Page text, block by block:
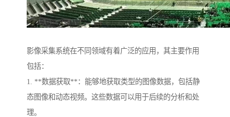
影像采集系统在不同领域有着广泛的应用，其主要作用
包括：
1. **数据获取**：能够地获取类型的图像数据，包括静
态图像和动态视频。这些数据可以用于后续的分析和处
理。